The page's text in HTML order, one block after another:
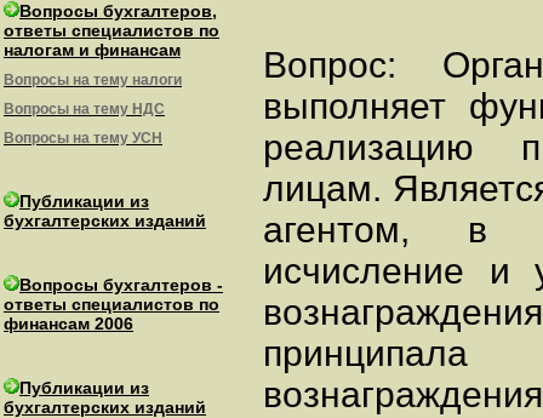
Вопросы бухгалтеров,
ответы специалистов по
налогам и финансам
Вопросы на тему налоги
Вопросы на тему НДС
Вопросы на тему УСН
Публикации из
бухгалтерских изданий
Вопросы бухгалтеров -
ответы специалистов по
финансам 2006
Публикации из
бухгалтерских изданий
Вопрос:
выполняет
реализацию
лицам.
агентом, в
исчисление